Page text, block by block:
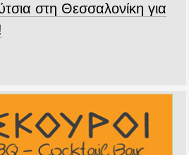
στη Θεσσαλονίκη για